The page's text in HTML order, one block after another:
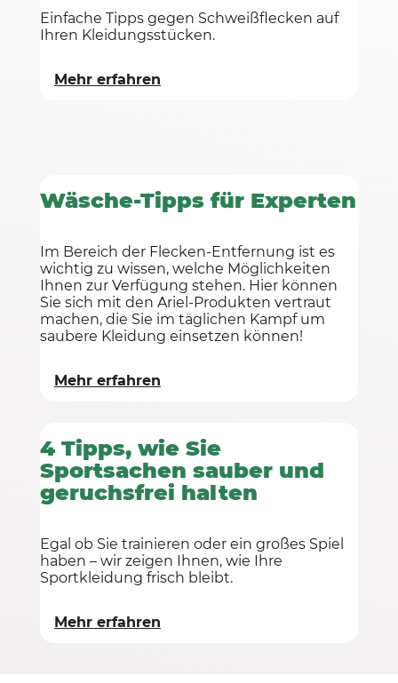
Einfache Tipps gegen Schweißflecken auf
Ihren Kleidungsstücken.
Mehr erfahren
Wäsche-Tipps für Experten
Im Bereich der Flecken-Entfernung ist es
wichtig zu wissen, welche Möglichkeiten
Ihnen zur Verfügung stehen. Hier können
Sie sich mit den Ariel-Produkten vertraut
machen, die Sie im täglichen Kampf um
saubere Kleidung einsetzen können!
Mehr erfahren
4 Tipps, wie Sie
Sportsachen sauber und
geruchsfrei halten
Egal ob Sie trainieren oder ein großes Spiel
haben – wir zeigen Ihnen, wie Ihre
Sportkleidung frisch bleibt.
Mehr erfahren